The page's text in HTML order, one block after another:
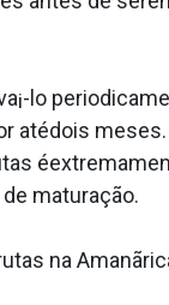
lo
atédois
maturação.
na